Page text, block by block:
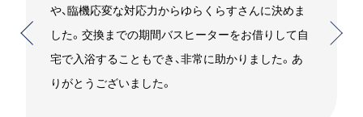
や、臨機応変な対応力からゆらくらすさんに決めま
した。交換までの期間バスヒーターをお借りして自
宅で入浴することもでき、非常に助かりました。あ
りがとうございました。